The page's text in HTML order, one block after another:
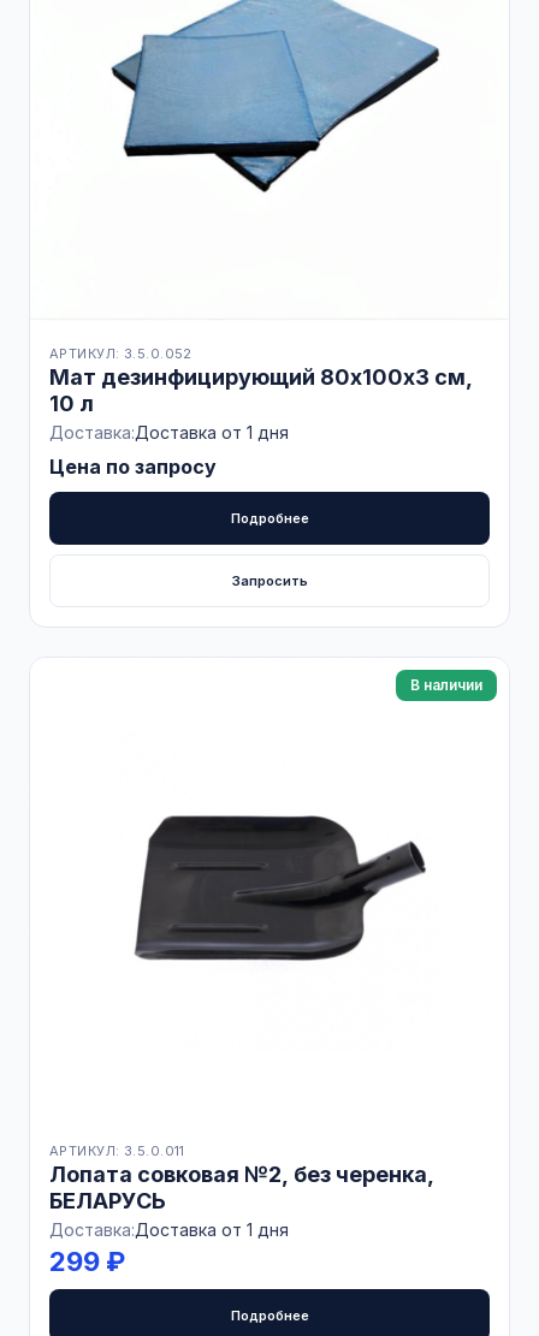
АРТИКУЛ: 3.5.0.052
Мат дезинфицирующий 80х100х3 см,
10 л
Доставка:Доставка от 1 дня
Цена по запросу
Подробнее
Запросить
В наличии
АРТИКУЛ: 3.5.0.011
Лопата совковая №2, без черенка,
БЕЛАРУСЬ
Доставка:Доставка от 1 дня
299 ₽
Подробнее